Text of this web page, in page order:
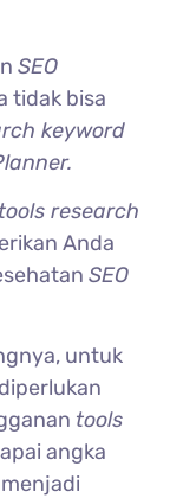
SEO
tidak bisa
keyword
tools research
Anda
SEO
untuk
tools
angka